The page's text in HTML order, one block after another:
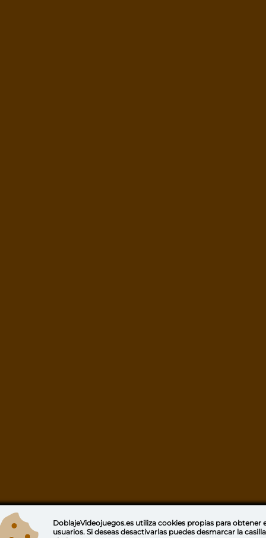
DoblajeVideojuegos.es utiliza cookies propiaspara obtener
usuarios. Si deseas desactivarlas puedes desmarcar la